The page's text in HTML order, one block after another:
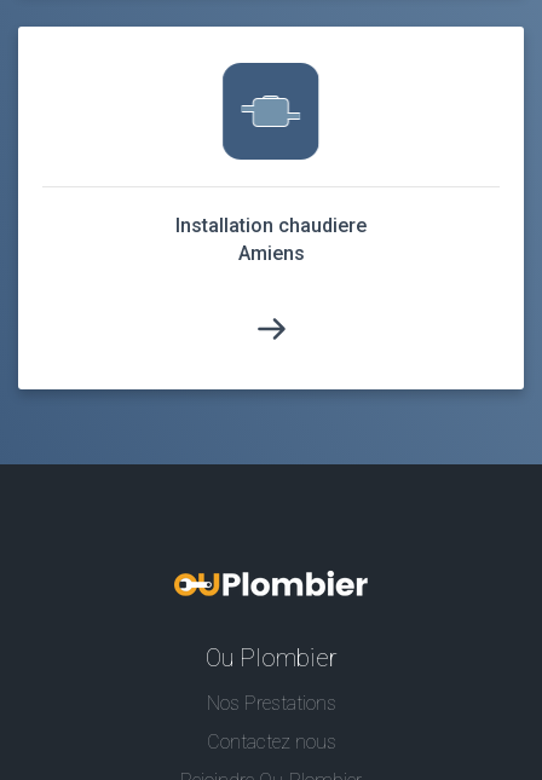
Installation chaudiere
Amiens
Ou Plombier
Nos Prestations
Contactez nous